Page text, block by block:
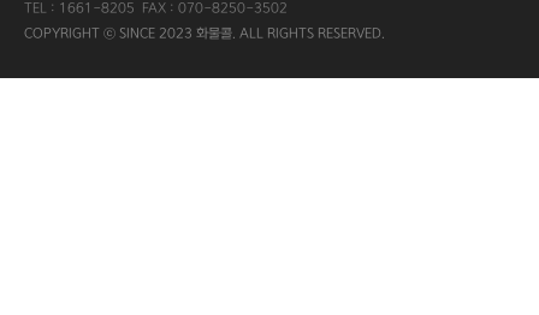
TEL : 1661-8205 FAX : 070-8250-3502
COPYRIGHT ⓒ SINCE 2023 화물콜. ALL RIGHTS RESERVED.